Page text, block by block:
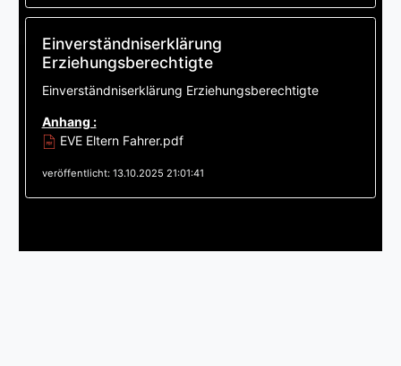
Einverständniserklärung
Erziehungsberechtigte
Einverständniserklärung Erziehungsberechtigte
Anhang :
EVE Eltern Fahrer.pdf
veröffentlicht: 13.10.2025 21:01:41